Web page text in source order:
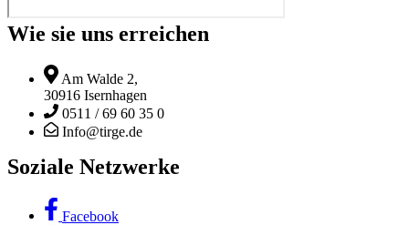
Wie sie uns erreichen
Am Walde 2,
30916 Isernhagen
0511 / 69 60 35 0
Info@tirge.de
Soziale Netzwerke
Facebook